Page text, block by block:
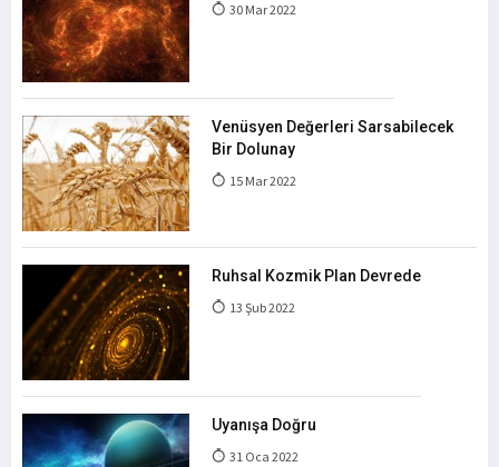
30 Mar 2022
Venüsyen Değerleri Sarsabilecek
Bir Dolunay
15 Mar 2022
Ruhsal Kozmik Plan Devrede
13 Şub 2022
Uyanışa Doğru
31 Oca 2022